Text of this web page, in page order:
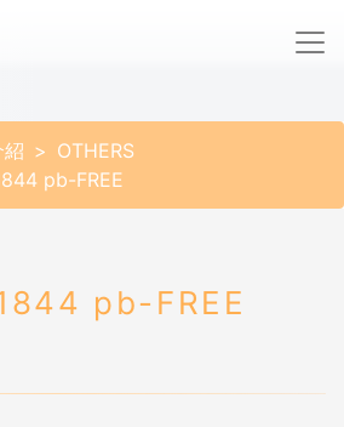
紹
OTHERS
pb-FREE
pb-FREE